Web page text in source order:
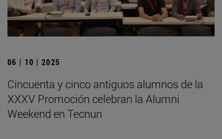
06 | 10 | 2025
Cincuenta y cinco antiguos alumnos de la
XXXV Promoción celebran la Alumni
Weekend en Tecnun